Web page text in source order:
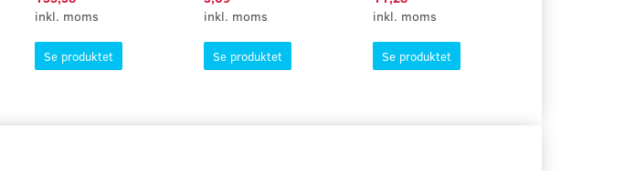
inkl. moms
Se produktet
inkl. moms
Se produktet
inkl. moms
Se produktet